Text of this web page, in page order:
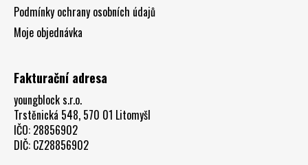
Podmínky ochrany osobních údajů
Moje objednávka
Fakturační adresa
youngblock s.r.o.
Trstěnická 548, 570 01 Litomyšl
IČO: 28856902
DIČ: CZ28856902